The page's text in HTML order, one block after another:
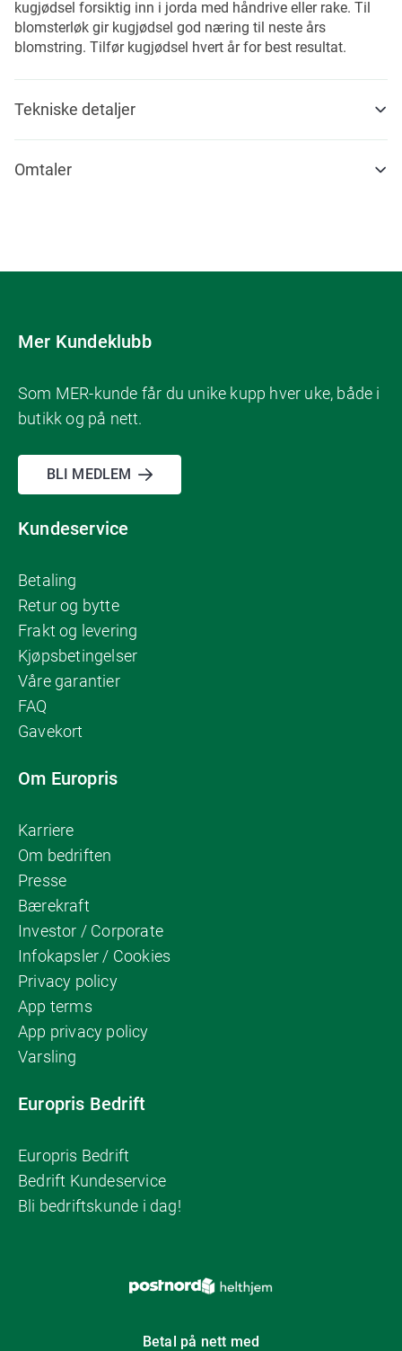
kugjødsel forsiktig inn i jorda med håndrive eller rake. Til
blomsterløk gir kugjødsel god næring til neste års
blomstring. Tilfør kugjødsel hvert år for best resultat.
Tekniske detaljer
Omtaler
Mer Kundeklubb
Som MER-kunde får du unike kupp hver uke, både i
butikk og på nett.
BLI MEDLEM
Kundeservice
Betaling
Retur og bytte
Frakt og levering
Kjøpsbetingelser
Våre garantier
FAQ
Gavekort
Om Europris
Karriere
Om bedriften
Presse
Bærekraft
Investor / Corporate
Infokapsler / Cookies
Privacy policy
App terms
App privacy policy
Varsling
Europris Bedrift
Europris Bedrift
Bedrift Kundeservice
Bli bedriftskunde i dag!
Betal på nett med